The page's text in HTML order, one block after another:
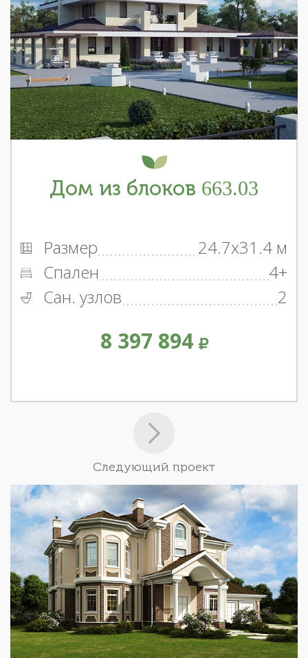
Дом из блоков 663.03
Размер
24.7x31.4 м
Спален
4+
Сан. узлов
2
8 397 894
Следующий проект